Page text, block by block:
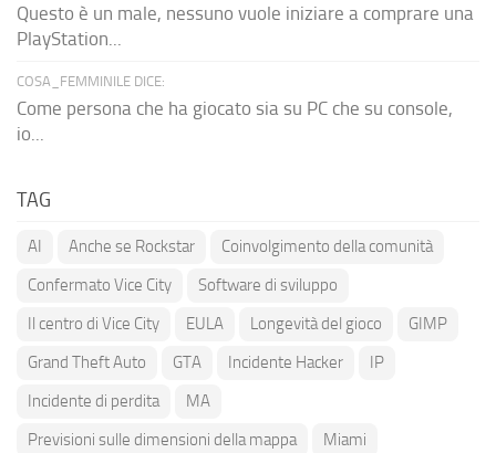
Questo è un male, nessuno vuole iniziare a comprare una
PlayStation...
COSA_FEMMINILE DICE:
Come persona che ha giocato sia su PC che su console,
io...
TAG
AI Anche se Rockstar
Coinvolgimento della comunità
Confermato Vice City
Software di sviluppo
Il centro di Vice City
EULA Longevità del gioco
GIMP
Grand Theft Auto
GTA Incidente Hacker
IP
Incidente di perdita
MA
Previsioni sulle dimensioni della mappa
Miami